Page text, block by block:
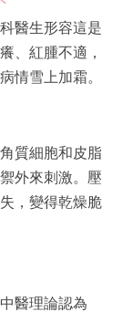
醫生形容這是
、紅腫不適，
情雪上加霜。
質細胞和皮脂
外來刺激。壓
，變得乾燥脆
醫理論認為